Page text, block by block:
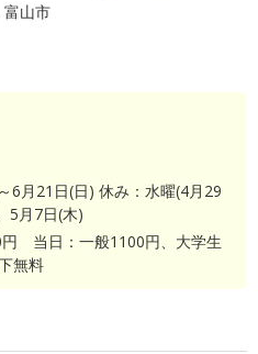
富山市
6月21日(日) 休み：水曜(4月29
5月7日(木)
当日：一般1100円、大学生
無料